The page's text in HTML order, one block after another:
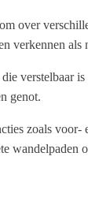
over
verkennen als
genot.
zoals